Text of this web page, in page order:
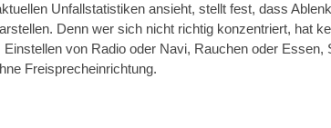
Unfallstatistiken ansieht, stellt fest, dass
Denn wer sich nicht richtig konzentriert, hat
von Radio oder Navi, Rauchen oder Essen,
Freisprecheinrichtung.